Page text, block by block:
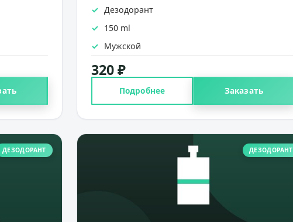
Дезодорант
150 ml
Мужской
320 ₽
Подробнее Заказать
ДЕЗОДОРАНТ ДЕЗОДОРАНТ